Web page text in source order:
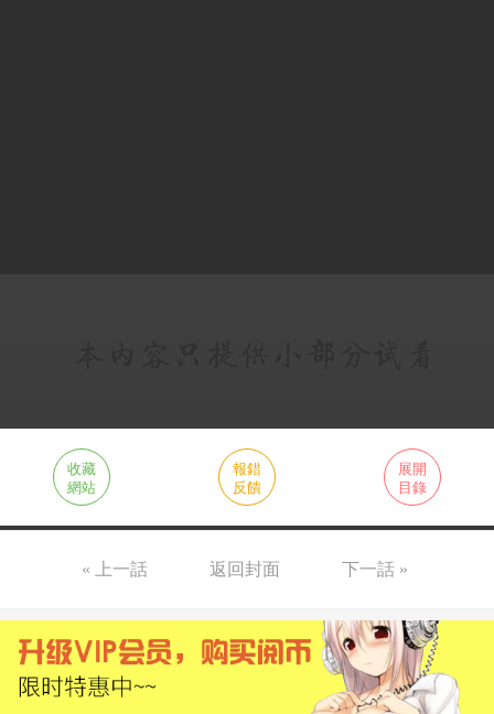
收藏
網站
報錯
反饋
展開
目錄
« 上一話 返回封面 下一話 »